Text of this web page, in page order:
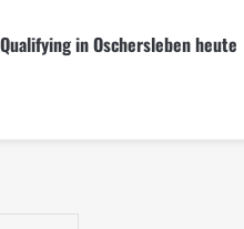
in Oschersleben heute